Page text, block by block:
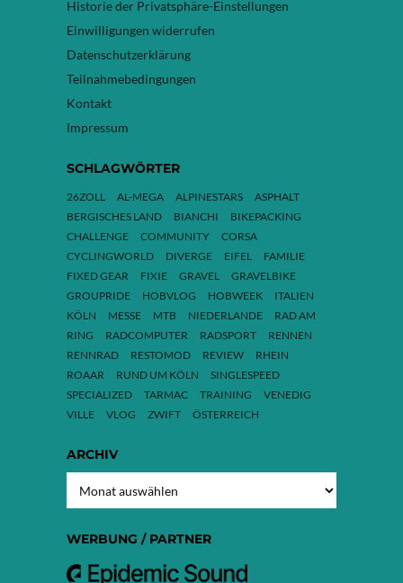
Historie der Privatsphäre-Einstellungen
Einwilligungen widerrufen
Datenschutzerklärung
Teilnahmebedingungen
Kontakt
Impressum
SCHLAGWÖRTER
26ZOLL AL-MEGA ALPINESTARS
ASPHALT
BERGISCHES LAND
BIANCHI
BIKEPACKING
CHALLENGE
COMMUNITY
CORSA
CYCLINGWORLD
DIVERGE EIFEL
FAMILIE
FIXED GEAR
FIXIE GRAVEL
GRAVELBIKE
GROUPRIDE
HOBVLOG HOBWEEK
ITALIEN
KÖLN
MESSE MTB NIEDERLANDE
RAD AM
RING
RADCOMPUTER RADSPORT
RENNEN
RENNRAD
RESTOMOD REVIEW
RHEIN
ROAAR
RUND UM KÖLN
SINGLESPEED
SPECIALIZED
TARMAC TRAINING
VENEDIG
VILLE
VLOG ZWIFT ÖSTERREICH
ARCHIV
WERBUNG / PARTNER